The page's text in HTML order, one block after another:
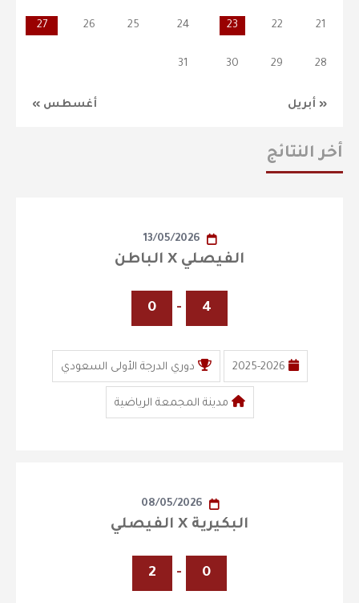
« أبريل أغسطس »
21
22
23
24
25
26
27
28
29
30
31
أخر النتائج
13/05/2026
الفيصلي X الباطن
4
-
0
2025-2026 دوري الدرجة الأولى السعودي
مدينة المجمعة الرياضية
08/05/2026
البكيرية X الفيصلي
0
-
2